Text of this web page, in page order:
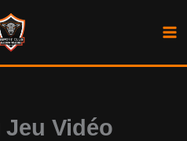
Vidéo